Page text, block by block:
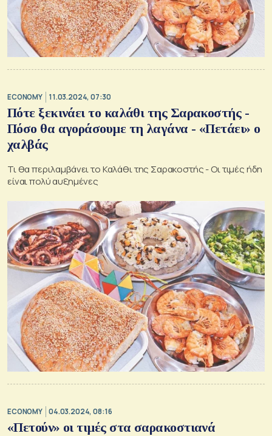
ECONOMY 11.03.2024, 07:30
Πότε ξεκινάει το καλάθι της Σαρακοστής -
Πόσο θα αγοράσουμε τη λαγάνα - «Πετάει» ο
χαλβάς
Τι θα περιλαμβάνει το Καλάθι της Σαρακοστής - Οι τιμές ήδη
είναι πολύ αυξημένες
ECONOMY 04.03.2024, 08:16
«Πετούν» οι τιμές στα σαρακοστιανά